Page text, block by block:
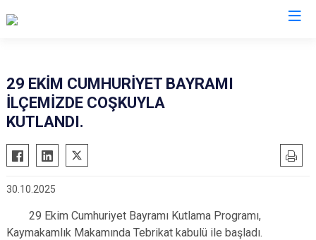
Ayvacık
Biga
Eceabat
Ezine
29 EKİM CUMHURİYET BAYRAMI
İLÇEMİZDE COŞKUYLA
KUTLANDI.
30.10.2025
29 Ekim Cumhuriyet Bayramı Kutlama Programı,
Kaymakamlık Makamında Tebrikat kabulü ile başladı.